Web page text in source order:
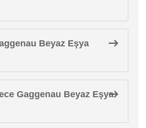
Beyaz Eşya
Gaggenau Beyaz Eşya